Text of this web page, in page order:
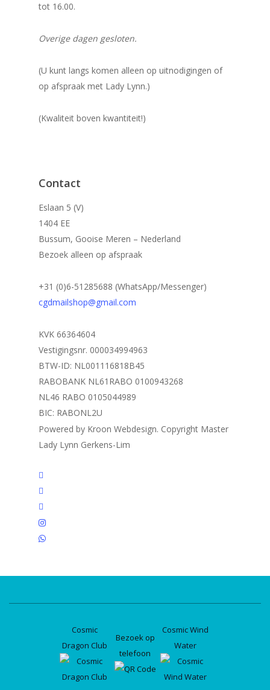
tot 16.00.
Overige dagen gesloten.
(U kunt langs komen alleen op uitnodigingen of
op afspraak met Lady Lynn.)
(Kwaliteit boven kwantiteit!)
Contact
Eslaan 5 (V)
1404 EE
Bussum, Gooise Meren – Nederland
Bezoek alleen op afspraak
+31 (0)6-51285688 (WhatsApp/Messenger)
cgdmailshop@gmail.com
KVK 66364604
Vestigingsnr. 000034994963
BTW-ID: NL001116818B45
RABOBANK NL61RABO 0100943268
NL46 RABO 0105044989
BIC: RABONL2U
Powered by Kroon Webdesign. Copyright Master
Lady Lynn Gerkens-Lim
twitter
facebook
linkedin
instagram
whatsapp
Cosmic
Dragon Club
Bezoek op
telefoon
Cosmic Wind
Water